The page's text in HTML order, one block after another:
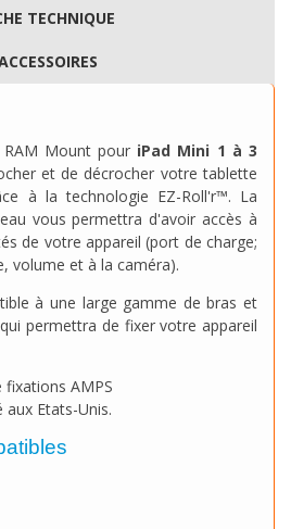
TECHNIQUE
RAM Mount pour iPad Mini 1 à 3
et de décrocher votre tablette
à la technologie EZ-Roll'r™. La
vous permettra d'avoir accès à
de votre appareil (port de charge;
volume et à la caméra).
à une large gamme de bras et
permettra de fixer votre appareil
fixations AMPS
Etats-Unis.